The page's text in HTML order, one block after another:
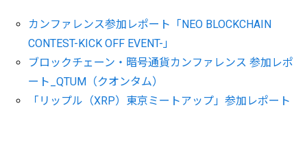
カンファレンス参加レポート「NEO BLOCKCHAIN
CONTEST-KICK OFF EVENT-」
ブロックチェーン・暗号通貨カンファレンス 参加レポ
ート_QTUM（クオンタム）
「リップル（XRP）東京ミートアップ」参加レポート